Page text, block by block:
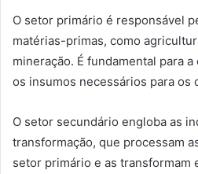
O setor primário é responsável
matérias-primas, como
mineração. É fundamental para
os insumos necessários para os
O setor secundário engloba as
transformação, que processam
setor primário e as transformam